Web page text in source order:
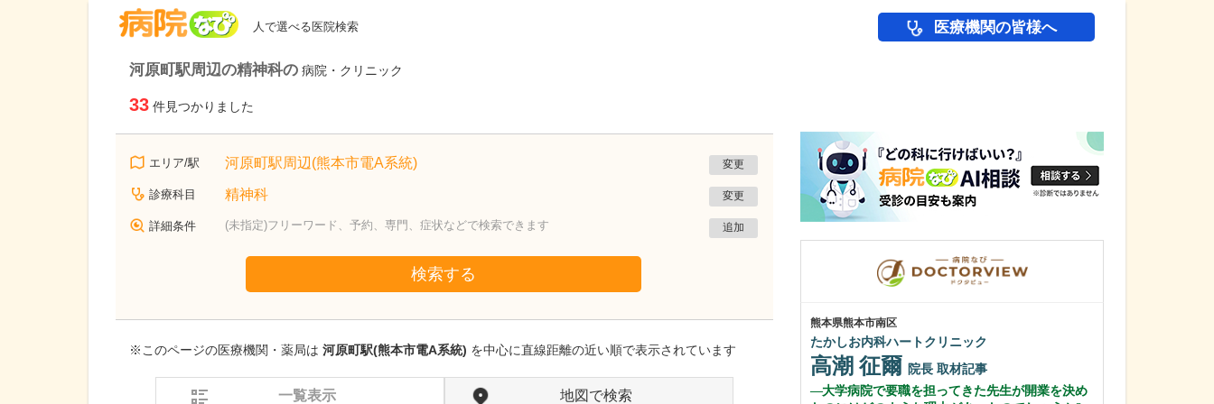
人で選べる医院検索 医療機関の皆様へ
河原町駅周辺の精神科の 病院・クリニック
33 件見つかりました
エリア/駅 河原町駅周辺(熊本市電A系統) 変更
診療科目 精神科 変更
詳細条件 (未指定)フリーワード、予約、専門、症状などで検索できます 追加
検索する
※このページの医療機関・薬局は 河原町駅(熊本市電A系統) を中心に直線距離の近い順で表示されています
一覧表示 地図で検索
熊本県熊本市南区
たかしお内科ハートクリニック
高潮 征爾 院長 取材記事
大学病院で要職を担ってきた先生が開業を決め
福岡県福岡市博多区
博多健診内視鏡クリニック
健康診断や各種検診では、非常に幅広い項目の